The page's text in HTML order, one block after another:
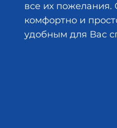
все их
комфортно и
удобным для Вас